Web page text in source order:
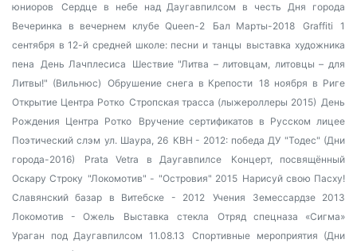
юниоров
Сердце в небе над Даугавпилсом в честь Дня города
Вечеринка в вечернем клубе Queen-2
Бал Марты-2018 Graffiti
1
сентября в 12-й средней школе: песни и танцы выставка художника
пена День Лачплесиса
Шествие "Литва – литовцам, литовцы – для
Литвы!" (Вильнюс) Обрушение снега в Крепости 18 ноября в Риге
Открытие Центра Ротко Стропская трасса (лыжероллеры 2015) День
Рождения Центра Ротко
Вручение сертификатов в Русском лицее
Поэтический слэм ул. Шаура, 26 КВН - 2012: победа ДУ "Тодес" (Дни
города-2016)
Prata Vetra в Даугавпилсе
Концерт, посвящённый
Оскару Строку "Локомотив" - "Островия" 2015 Нарисуй свою Пасху!
Славянский базар в Витебске - 2012
Учения Земессардзе 2013
Локомотив - Ожель
Выставка стекла
Отряд спецназа «Сигма»
Ураган под Даугавпилсом 11.08.13
Спортивные мероприятия (Дни